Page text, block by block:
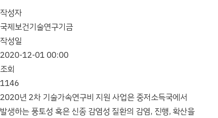
작성자
국제보건기술연구기금
작성일
2020-12-01 00:00
조회
1146
2020년 2차 기술가속연구비 지원 사업은 중저소득국에서
발생하는 풍토성 혹은 신종 감염성 질환의 감염, 진행, 확산을